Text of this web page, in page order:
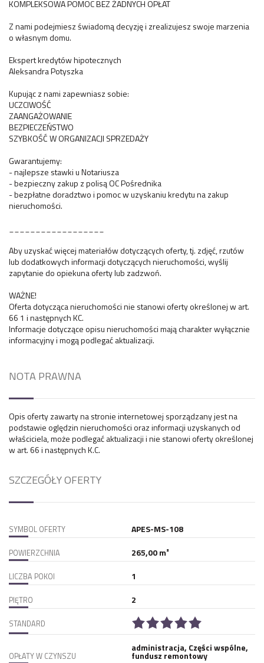
KOMPLEKSOWA POMOC BEZ ŻADNYCH OPŁAT
Z nami podejmiesz świadomą decyzję i zrealizujesz swoje marzenia
o własnym domu.
Ekspert kredytów hipotecznych
Aleksandra Potyszka
Kupując z nami zapewniasz sobie:
UCZCIWOŚĆ
ZAANGAŻOWANIE
BEZPIECZEŃSTWO
SZYBKOŚĆ W ORGANIZACJI SPRZEDAŻY
Gwarantujemy:
- najlepsze stawki u Notariusza
- bezpieczny zakup z polisą OC Pośrednika
- bezpłatne doradztwo i pomoc w uzyskaniu kredytu na zakup
nieruchomości.
Aby uzyskać więcej materiałów dotyczących oferty, tj. zdjęć, rzutów
lub dodatkowych informacji dotyczących nieruchomości, wyślij
zapytanie do opiekuna oferty lub zadzwoń.
WAŻNE!
Oferta dotycząca nieruchomości nie stanowi oferty określonej w art.
66 1 i następnych KC.
Informacje dotyczące opisu nieruchomości mają charakter wyłącznie
informacyjny i mogą podlegać aktualizacji.
NOTA PRAWNA
Opis oferty zawarty na stronie internetowej sporządzany jest na
podstawie oględzin nieruchomości oraz informacji uzyskanych od
właściciela, może podlegać aktualizacji i nie stanowi oferty określonej
w art. 66 i następnych K.C.
SZCZEGÓŁY OFERTY
SYMBOL OFERTY APES-MS-108
POWIERZCHNIA 265,00 m²
LICZBA POKOI 1
PIĘTRO 2
STANDARD
OPŁATY W CZYNSZU
administracja, Części wspólne,
fundusz remontowy